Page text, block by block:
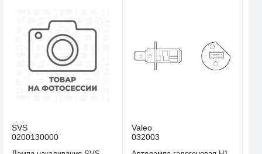
SVS
0200130000
Valeo
032003